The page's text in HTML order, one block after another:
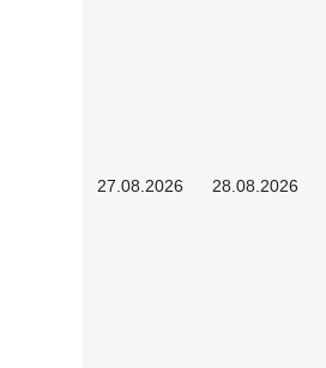
27.08.2026 28.08.2026